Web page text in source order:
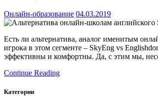
Онлайн-образование 04.03.2019
Есть ли альтернатива, аналог именитым
игрока в этом сегменте – SkyEng vs
эффективны и комфортны. Да, с этим мы,
Continue Reading
Категории